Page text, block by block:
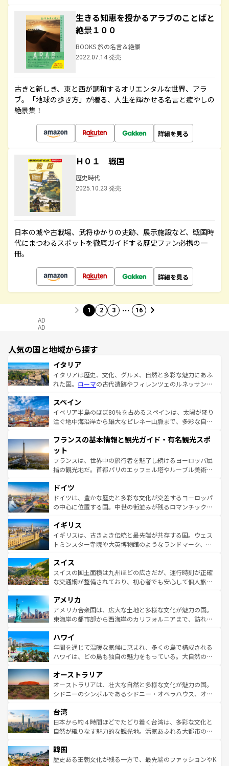
生きる知恵を授かるアラブのことばと
絶景１００
BOOKS 旅の名言＆絶景
2022.07.14 発売
古きと新しき、東と西が調和するオリエンタルな世界、アラ
ブ。「地球の歩き方」が贈る、人生を輝かせる名言と癒やしの
絶景集！
詳細を見る
Ｈ０１ 戦国
歴史時代
2025.10.23 発売
日本の城や古戦場、武将ゆかりの史跡、展示施設など、戦国時
代にまつわるスポットを徹底ガイドする歴史ファン必携の一
冊。
詳細を見る
1 2 3 … 16
AD
AD
人気の国と地域から探す
イタリア
イタリアは歴史、文化、グルメ、自然と多彩な魅力にあふ
れた国。 ローマの古代遺跡やフィレンツェのルネッサンス
ろん、トスカーナの美しい田園風景やアマルフィ海岸の絶
景など、自然景観も見逃せない。観光の合間には、本場の
ピザやパスタなど、絶品のイタリア料理を堪能することも
ませてくれるイタリアで、忘れられない旅をしてみよう！
なお、新着のイタリア情報は
しい。
スペイン
イベリア半島のほぼ80％を占めるスペインは、太陽が降り
注ぐ地中海沿岸から雄大なピレネー山脈まで、多彩な自然
文化が根付くこの国では、情熱的なフラメンコ、熱気あふ
れる闘牛、そして美味しいタパスが生活の一部となってい
る。首都マドリードの洗練された雰囲気や、バルセロナの
アートに溢れた街角から、地方では古代ローマ遺跡や中世
せる。地方によって風土や気候が異なるスペインはその個
性で訪れる人を魅了する。 なお、新着のスペイン情報は コ
ンテンツ一覧を参照してほしい。
フランスの基本情報と観光ガイド・有名観光スポ
ット
フランスは、世界中の旅行者を魅了し続けるヨーロッパ屈
指の観光地だ。首都パリのエッフェル塔やルーブル美術館
で、幅広い魅力が詰まっている。華麗な宮殿、歴史的な大
聖堂、美しいビーチ、そして豊かな自然が、訪れる者を心
から魅了する。また、フランスは美食の国としても知ら
いる。シャンパンの発祥地であるランス、プロヴァンスの
香り高いラベンダー畑など、多彩な楽しみ方が可能だ。さ
らに、パリ以外の地域にも魅力が溢れており、どの街角に
れる地方に足を運ぶとそれぞれで全く異なる文化を体験で
きるだろう。 なお、新着のフランス情報はコンテンツ一覧
を参照してほしい。
ドイツ
ドイツは、豊かな歴史と多彩な文化が交差するヨーロッパ
の中心に位置する国。中世の街並みが残るロマンチック街
顔を持つこの国は、どこを歩いても飽きることがない。ベ
ルリンの文化的活気、バイエルン州のアルプスの絶景、そ
してライン川沿いのワイン畑といった風景は必見。ビール
は、お酒好きな人にはぜひ体験してほしい。 なお、新着の
ドイツ情報はコンテンツ一覧を参照してほしい。
イギリス
イギリスは、古きよき伝統と最先端が共存する国。ウェス
トミンスター寺院や大英博物館のようなランドマーク、歴
リアごとに異なる魅力がある。また、優雅なアフタヌーン
ティー、ビール好きにはたまらない英国パブ、サッカー観
戦など、本場だからこそできる体験も豊富。イギリスを旅
ンツ一覧を参照してほしい。
スイス
スイスの国土面積は九州ほどの広さだが、運行時刻が正確
な交通網が整備されており、初心者でも安心して個人旅行
の建物がそのまま残る町や、スイスならではのユニークな
博物館もあり、アルプス観光だけでなく町歩きも満喫する
ことができる。国民の所得が高いため物価も高いが、旅行
ば市内交通費無料で観光を楽しむこともできる。 なお、新
着のスイス情報はコンテンツ一覧 を参照してほしい。
アメリカ
アメリカ合衆国は、広大な土地と多様な文化が魅力の国。
東海岸の都市部から西海岸のカリフォルニアまで、訪れる
のような巨大都市は、観光、ショッピング、エンターテイ
ンメントが詰まった刺激的なスポットだ。一方、アメリカ
西部には大自然が広がり、グランドキャニオンやイエロー
部のニューオーリンズでは、音楽と美食が融合した独特の
文化が魅力。旅行者はアメリカの各地域で異なる魅力を楽
しみながら、その多様性と豊かな歴史を感じることができ
ならではの贅沢な旅のスタイルだ。 なお、新着のアメリカ
情報はコンテンツ一覧を参照してほしい。
ハワイ
年間を通じて温暖な気候に恵まれ、多くの島で構成される
ハワイは、どの島も独自の魅力をもっている。大自然の神
ワイ島は見逃せない。また、定番の観光地といえばオアフ
島だが、静かな自然を求めるならマウイ島やカウアイ島が
おすすめ。エメラルドグリーンに輝く海をはじめ、豊かな
れるおもてなしの心で訪れる人々を迎えてくれるハワイの
人々、おいしいローカルフードやハワイアンミュージッ
ク、伝統的なフラダンスなど、すべてがハワイの魅力を彩
ワイを、存分に味わってほしい。 なお、新着のハワイ情報
はコンテンツ一覧を参照してほしい。
オーストラリア
オーストラリアは、壮大な自然と多様な文化が魅力の国。
シドニーのシンボルであるシドニー・オペラハウス、オー
リアリーフや大陸中央部にそびえるウルル（エアーズロッ
ク）、タスマニアの美しい原生林やケアンズの熱帯雨林な
ど、見どころがたくさん。また、カフェやワイン、オージ
いる。アクティビティも充実しており、サーフィンやダイ
ビング、ハイキングなど、アウトドア好きにはたまらな
台湾
日本から約４時間ほどでたどり着く台湾は、多彩な文化と
自然が織りなす魅力的な観光地。活気あふれる大都市の台
ン）、静ひつな山岳地帯である台湾東部など、都市の喧騒
と山間の静けさが共存しており、訪れる人に新しい発見と
韓国
歴史ある王朝文化が残る一方で、最先端のファッションやK